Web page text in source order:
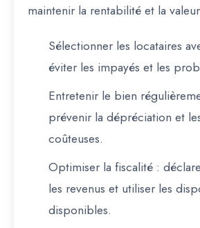
maintenir la rentabilité et la
Sélectionner les locataires
éviter les impayés et les
Entretenir le bien
prévenir la dépréciation et
coûteuses.
Optimiser la fiscalité :
les revenus et utiliser les
disponibles.